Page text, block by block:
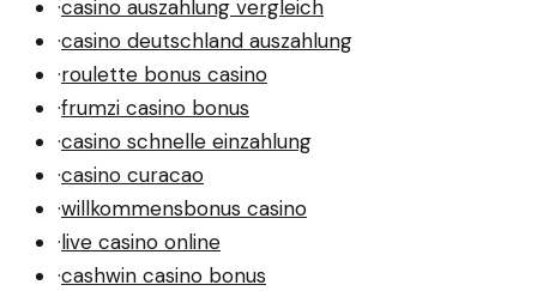
·casino auszahlung vergleich
·casino deutschland auszahlung
·roulette bonus casino
·frumzi casino bonus
·casino schnelle einzahlung
·casino curacao
·willkommensbonus casino
·live casino online
·cashwin casino bonus